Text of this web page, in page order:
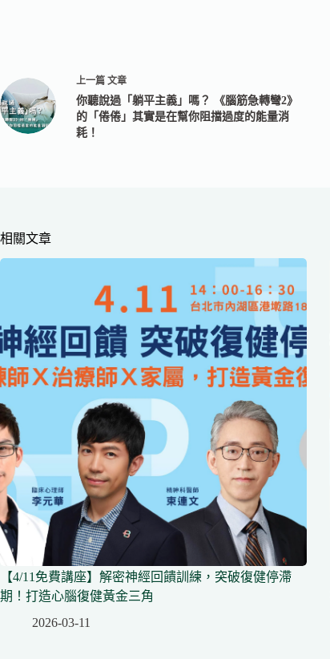
上一篇 文章
你聽說過「躺平主義」嗎？ 《腦筋急轉彎2》
的「倦倦」其實是在幫你阻擋過度的能量消
耗！
相關文章
【4/11免費講座】解密神經回饋訓練，突破復健停滯
期！打造心腦復健黃金三角
2026-03-11